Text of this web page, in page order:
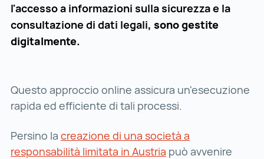
l'accesso a informazioni sulla sicurezza e la
consultazione di dati legali, sono gestite
digitalmente.
Questo approccio online assicura un'esecuzione
rapida ed efficiente di tali processi.
Persino la creazione di una società a
responsabilità limitata in Austria creazione di una
può avvenire